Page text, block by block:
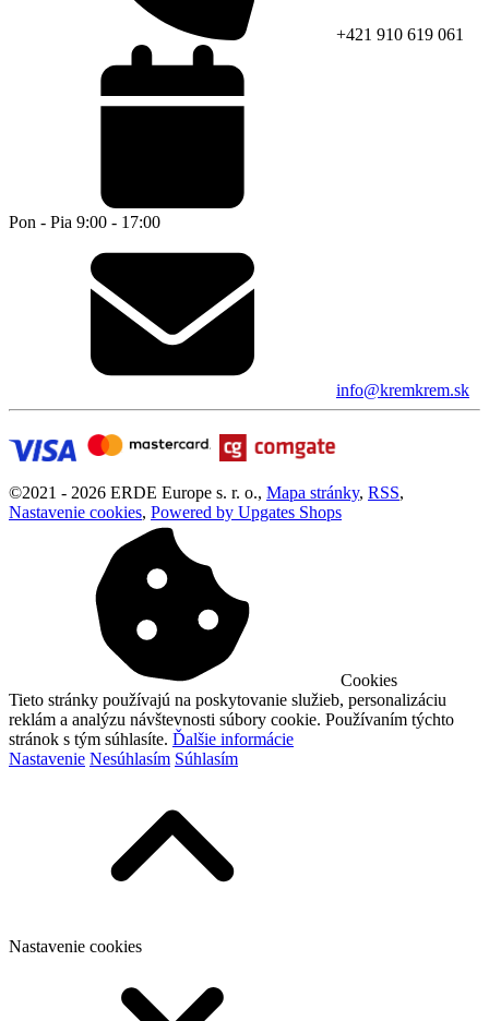
+421 910 619 061
Pon - Pia 9:00 - 17:00
info@kremkrem.sk
©2021 - 2026 ERDE Europe s. r. o., Mapa stránky, RSS,
Nastavenie cookies, Powered by Upgates Shops
Cookies
Tieto stránky používajú na poskytovanie služieb, personalizáciu
reklám a analýzu návštevnosti súbory cookie. Používaním týchto
stránok s tým súhlasíte. Ďalšie informácie
Nastavenie Nesúhlasím Súhlasím
Nastavenie cookies